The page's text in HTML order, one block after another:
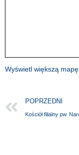
Wyświetl większą mapę
POPRZEDNI